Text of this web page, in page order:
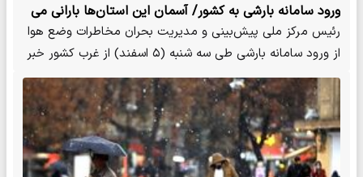
ورود سامانه بارشی به کشور/ آسمان این استان‌ها بارانی می
شود
رئیس مرکز ملی پیش‌بینی و مدیریت بحران مخاطرات وضع هوا
از ورود سامانه بارشی طی سه شنبه (۵ اسفند) از غرب کشور خبر
داد.